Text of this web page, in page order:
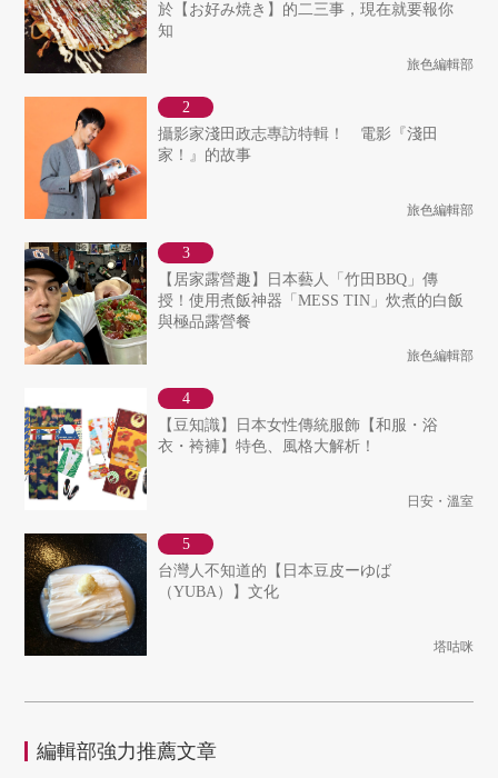
於【お好み焼き】的二三事，現在就要報你
知
旅色編輯部
攝影家淺田政志專訪特輯！ 電影『淺田
家！』的故事
旅色編輯部
【居家露營趣】日本藝人「竹田BBQ」傳
授！使用煮飯神器「MESS TIN」炊煮的白飯
與極品露營餐
旅色編輯部
【豆知識】日本女性傳統服飾【和服・浴
衣・袴褲】特色、風格大解析！
日安・溫室
台灣人不知道的【日本豆皮ーゆば
（YUBA）】文化
塔咕咪
編輯部強力推薦文章